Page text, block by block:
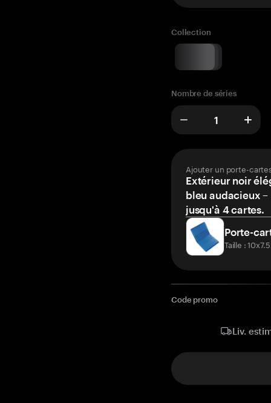
Collection
Nombre de séries
Ajouter un porte-
Extérieur noir
bleu audacieux
jusqu'à 4 cartes.
Porte-
Taille :
Code promo
Liv.